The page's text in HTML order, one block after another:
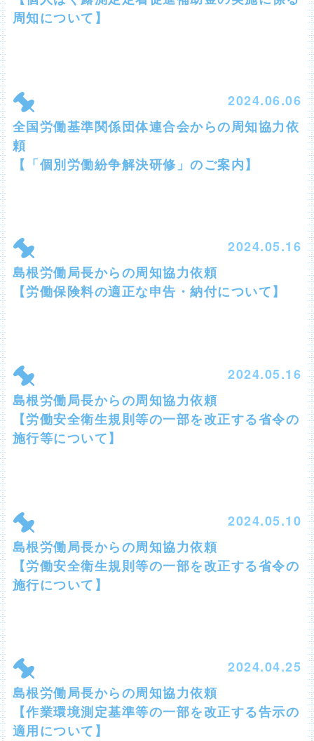
周知について】
2024.06.06
全国労働基準関係団体連合会からの周知協力依
頼
【「個別労働紛争解決研修」のご案内】
2024.05.16
島根労働局長からの周知協力依頼
【労働保険料の適正な申告・納付について】
2024.05.16
島根労働局長からの周知協力依頼
【労働安全衛生規則等の一部を改正する省令の
施行等について】
2024.05.10
島根労働局長からの周知協力依頼
【労働安全衛生規則等の一部を改正する省令の
施行について】
2024.04.25
島根労働局長からの周知協力依頼
【作業環境測定基準等の一部を改正する告示の
適用について】